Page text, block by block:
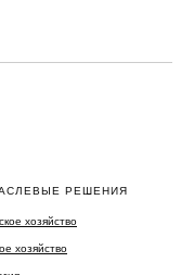
РЕШЕНИЯ
хозяйство
хозяйство